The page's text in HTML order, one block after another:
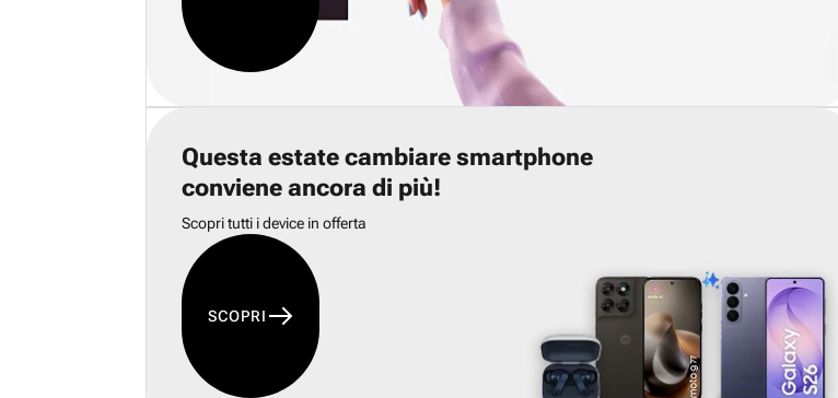
Questa estate cambiare smartphone
conviene ancora di più!
Scopri tutti i device in offerta
SCOPRI